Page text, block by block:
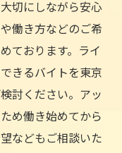
切にしながら安心
働き方などのご希
ております。ライ
きるバイトを東京
討ください。アッ
め働き始めてから
などもご相談いた